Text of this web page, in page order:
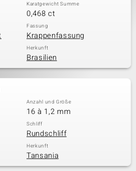
Karatgewicht Summe
0,468 ct
Fassung
Krappenfassung
Herkunft
Brasilien
Anzahl und Größe
16 à 1,2 mm
Schliff
Rundschliff
Herkunft
Tansania